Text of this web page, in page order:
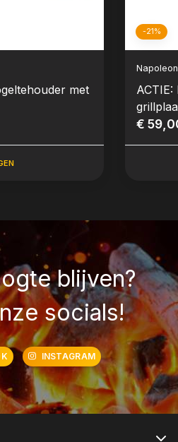
met
-21%
Napoleon
€
blijven?
socials!
INSTAGRAM